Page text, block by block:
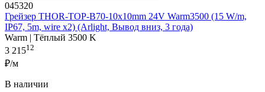
045320
Грейзер THOR-TOP-B70-10x10mm 24V Warm3500 (15 W/m,
IP67, 5m, wire x2) (Arlight, Вывод вниз, 3 года)
Warm | Тёплый 3500 K
3 21512
₽/м
В наличии